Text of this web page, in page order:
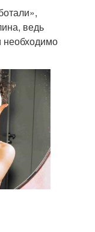
ведь
необходимо